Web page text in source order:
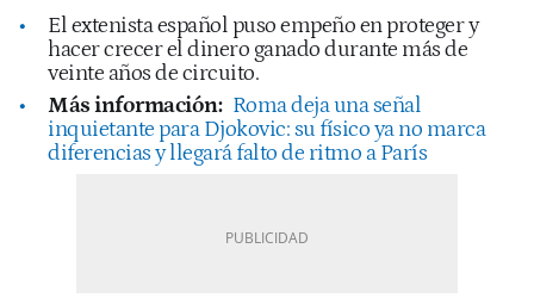
El extenista español puso empeño en proteger y
hacer crecer el dinero ganado durante más de
veinte años de circuito.
Más información: Roma deja una señal
inquietante para Djokovic: su físico ya no marca
diferencias y llegará falto de ritmo a París